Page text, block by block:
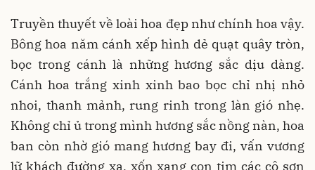
Truyền thuyết về loài hoa đẹp như chính hoa vậy.
Bông hoa năm cánh xếp hình dẻ quạt quây tròn,
bọc trong cánh là những hương sắc dịu dàng.
Cánh hoa trắng xinh xinh bao bọc chỉ nhị nhỏ
nhoi, thanh mảnh, rung rinh trong làn gió nhẹ.
Không chỉ ủ trong mình hương sắc nồng nàn, hoa
ban còn nhờ gió mang hương bay đi, vấn vương
lữ khách đường xa, xốn xang con tim các cô sơn